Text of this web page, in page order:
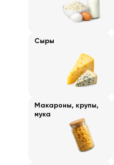
Сыры
Макароны, крупы,
мука